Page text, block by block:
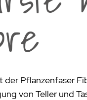
des Sens
>
der Pflanzenfaser
von Teller und